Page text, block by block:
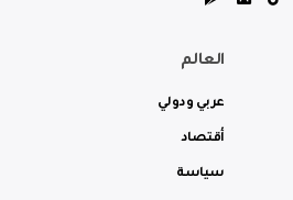
العالم
عربي ودولي
أقتصاد
سياسة